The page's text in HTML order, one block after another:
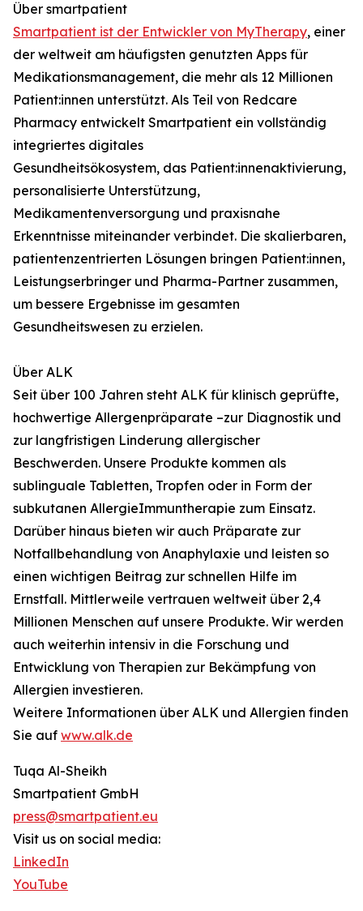
Über smartpatient
Smartpatient ist der Entwickler von MyTherapy, einer
der weltweit am häufigsten genutzten Apps für
Medikationsmanagement, die mehr als 12 Millionen
Patient:innen unterstützt. Als Teil von Redcare
Pharmacy entwickelt Smartpatient ein vollständig
integriertes digitales
Gesundheitsökosystem, das Patient:innenaktivierung,
personalisierte Unterstützung,
Medikamentenversorgung und praxisnahe
Erkenntnisse miteinander verbindet. Die skalierbaren,
patientenzentrierten Lösungen bringen Patient:innen,
Leistungserbringer und Pharma-Partner zusammen,
um bessere Ergebnisse im gesamten
Gesundheitswesen zu erzielen.
Über ALK
Seit über 100 Jahren steht ALK für klinisch geprüfte,
hochwertige Allergenpräparate –zur Diagnostik und
zur langfristigen Linderung allergischer
Beschwerden. Unsere Produkte kommen als
sublinguale Tabletten, Tropfen oder in Form der
subkutanen AllergieImmuntherapie zum Einsatz.
Darüber hinaus bieten wir auch Präparate zur
Notfallbehandlung von Anaphylaxie und leisten so
einen wichtigen Beitrag zur schnellen Hilfe im
Ernstfall. Mittlerweile vertrauen weltweit über 2,4
Millionen Menschen auf unsere Produkte. Wir werden
auch weiterhin intensiv in die Forschung und
Entwicklung von Therapien zur Bekämpfung von
Allergien investieren.
Weitere Informationen über ALK und Allergien finden
Sie auf www.alk.de
Tuqa Al-Sheikh
Smartpatient GmbH
press@smartpatient.eu
Visit us on social media:
LinkedIn
YouTube